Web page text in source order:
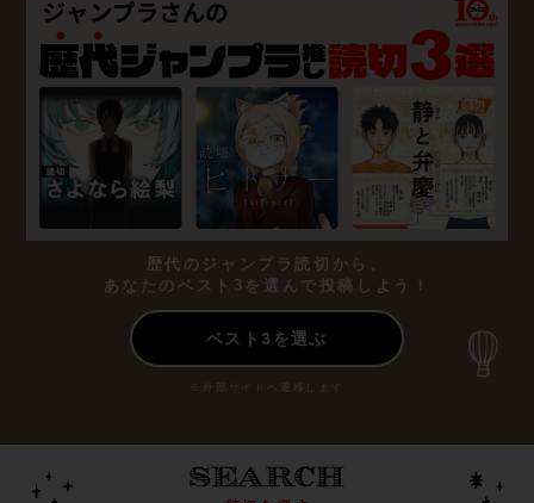
歴代のジャンプラ読切から、
あなたのベスト3を選んで投稿しよう！
ベスト3を選ぶ
※外部サイトへ遷移します